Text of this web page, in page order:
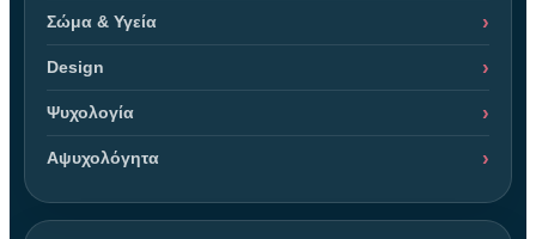
Σώμα & Υγεία
Design
Ψυχολογία
Αψυχολόγητα